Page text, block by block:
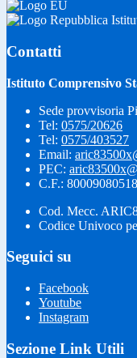
Contatti
Istituto Comprensivo
Sede provvisoria
Tel: 0575/20626
Tel: 0575/403527
Email:
PEC:
C.F.: 80009080518
Cod. Mecc.
Codice Univoco
Seguici su
Facebook
Youtube
Instagram
Sezione Link Utili